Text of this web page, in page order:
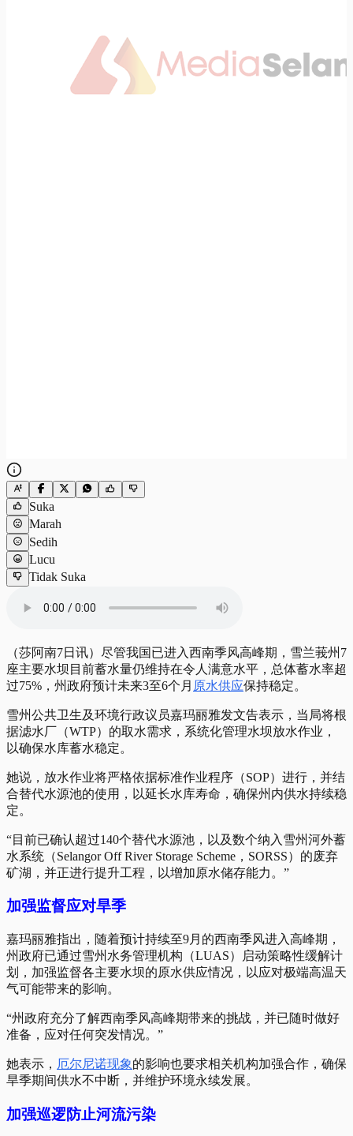
Suka
Marah
Sedih
Lucu
Tidak Suka
（莎阿南7日讯）尽管我国已进入西南季风高峰期，雪兰莪州7
座主要水坝目前蓄水量仍维持在令人满意水平，总体蓄水率超
过75%，州政府预计未来3至6个月 原水供应保持稳定。
雪州公共卫生及环境行政议员嘉玛丽雅发文告表示，当局将根
据滤水厂（WTP）的取水需求，系统化管理水坝放水作业，
以确保水库蓄水稳定。
她说，放水作业将严格依据标准作业程序（SOP）进行，并结
合替代水源池的使用，以延长水库寿命，确保州内供水持续稳
定。
“目前已确认超过140个替代水源池，以及数个纳入雪州河外蓄
水系统（Selangor Off River Storage Scheme，SORSS）的废弃
矿湖，并正进行提升工程，以增加原水储存能力。”
加强监督应对旱季
嘉玛丽雅指出，随着预计持续至9月的西南季风进入高峰期，
州政府已通过雪州水务管理机构（LUAS）启动策略性缓解计
划，加强监督各主要水坝的原水供应情况，以应对极端高温天
气可能带来的影响。
“州政府充分了解西南季风高峰期带来的挑战，并已随时做好
准备，应对任何突发情况。”
她表示， 厄尔尼诺现象的影响也要求相关机构加强合作，确保
旱季期间供水不中断，并维护环境永续发展。
加强巡逻防止河流污染